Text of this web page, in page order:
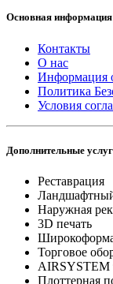
Основная информация
Контакты
О нас
Информация
Политика
Условия
Дополнительные
Реставрация
Наружная
3D печать
Торговое
AIRSYSTEM
Плоттерная